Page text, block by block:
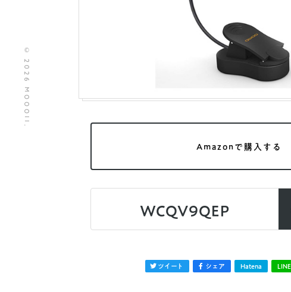
Amazonで購入する
WCQV9QEP
ツイート シェア Hatena LINE
© 2026 MOOOII.